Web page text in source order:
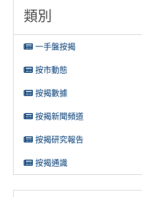
類別
一手盤按揭
按市動態
按揭數據
按揭新聞頻道
按揭研究報告
按揭通識